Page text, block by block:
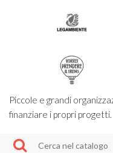
Piccole e grandi
finanziare i propri progetti.